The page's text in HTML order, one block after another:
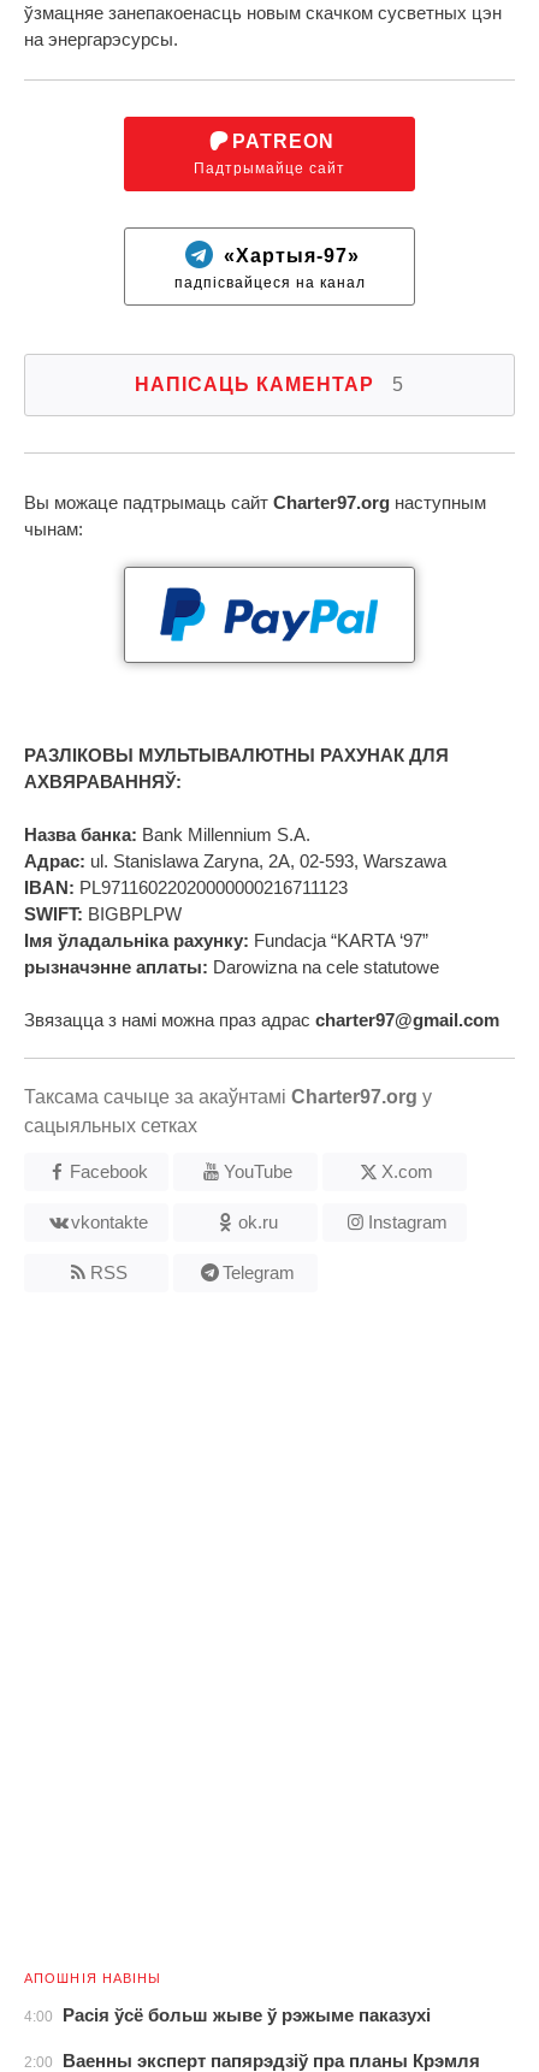
ўзмацняе занепакоенасць новым скачком сусветных цэн
на энергарэсурсы.
PATREON
Падтрымайце сайт
«Хартыя-97»
падпісвайцеся на канал
НАПІСАЦЬ КАМЕНТАР 5
Вы можаце падтрымаць сайт Charter97.org наступным
чынам:
РАЗЛІКОВЫ МУЛЬТЫВАЛЮТНЫ РАХУНАК ДЛЯ
АХВЯРАВАННЯЎ:
Назва банка: Bank Millennium S.A.
Адрас: ul. Stanislawa Zaryna, 2A, 02-593, Warszawa
IBAN: PL97116022020000000216711123
SWIFT: BIGBPLPW
Імя ўладальніка рахунку: Fundacja “KARTA ‘97”
рызначэнне аплаты: Darowizna na cele statutowe
Звязацца з намі можна праз адрас charter97@gmail.com
Таксама сачыце за акаўнтамі Charter97.org у
сацыяльных сетках
Facebook YouTube X.com
vkontakte ok.ru Instagram
RSS Telegram
АПОШНІЯ НАВІНЫ
4:00 Расія ўсё больш жыве ў рэжыме паказухі
2:00 Ваенны эксперт папярэдзіў пра планы Крэмля